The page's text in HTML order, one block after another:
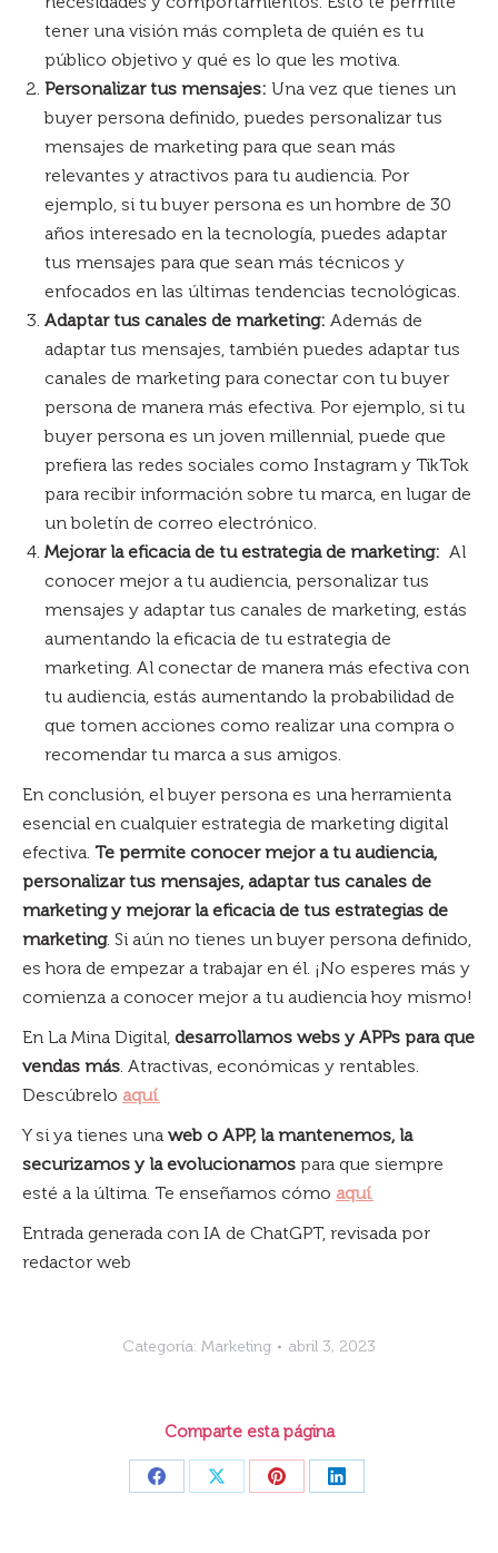
tener una visión más completa de quién es tu
público objetivo y qué es lo que les motiva.
Personalizar tus mensajes: Una vez que tienes un
buyer persona definido, puedes personalizar tus
mensajes de marketing para que sean más
relevantes y atractivos para tu audiencia. Por
ejemplo, si tu buyer persona es un hombre de 30
años interesado en la tecnología, puedes adaptar
tus mensajes para que sean más técnicos y
enfocados en las últimas tendencias tecnológicas.
Adaptar tus canales de marketing: Además de
adaptar tus mensajes, también puedes adaptar tus
canales de marketing para conectar con tu buyer
persona de manera más efectiva. Por ejemplo, si tu
buyer persona es un joven millennial, puede que
prefiera las redes sociales como Instagram y TikTok
para recibir información sobre tu marca, en lugar de
un boletín de correo electrónico.
Mejorar la eficacia de tu estrategia de marketing: Al
conocer mejor a tu audiencia, personalizar tus
mensajes y adaptar tus canales de marketing, estás
aumentando la eficacia de tu estrategia de
marketing. Al conectar de manera más efectiva con
tu audiencia, estás aumentando la probabilidad de
que tomen acciones como realizar una compra o
recomendar tu marca a sus amigos.
En conclusión, el buyer persona es una herramienta
esencial en cualquier estrategia de marketing digital
efectiva. Te permite conocer mejor a tu audiencia,
personalizar tus mensajes, adaptar tus canales de
marketing y mejorar la eficacia de tus estrategias de
marketing. Si aún no tienes un buyer persona definido,
es hora de empezar a trabajar en él. ¡No esperes más y
comienza a conocer mejor a tu audiencia hoy mismo!
En La Mina Digital, desarrollamos webs y APPs para que
vendas más. Atractivas, económicas y rentables.
Descúbrelo aquí.
Y si ya tienes una web o APP, la mantenemos, la
securizamos y la evolucionamos para que siempre
esté a la última. Te enseñamos cómo aquí.
Entrada generada con IA de ChatGPT, revisada por
redactor web
Categoría: Marketing abril 3, 2023
Comparte esta página
Share
Share
Share
Share